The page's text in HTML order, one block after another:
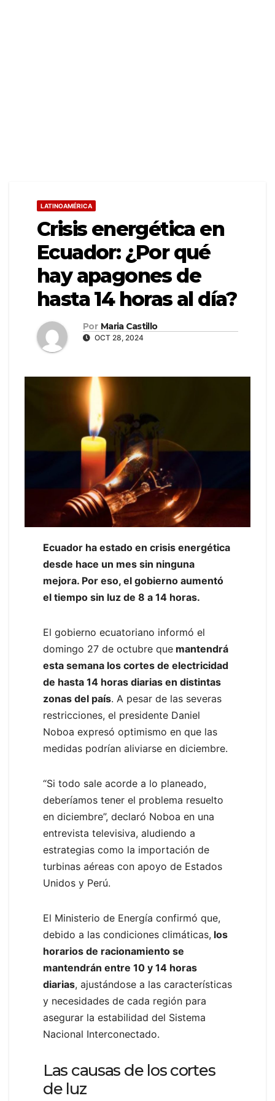
LATINOAMÉRICA
Crisis energética en
Ecuador: ¿Por qué
hay apagones de
hasta 14 horas al día?
Por Maria Castillo
OCT 28, 2024
Ecuador ha estado en crisis energética
desde hace un mes sin ninguna
mejora. Por eso, el gobierno aumentó
el tiempo sin luz de 8 a 14 horas.
El gobierno ecuatoriano informó el
domingo 27 de octubre que mantendrá
esta semana los cortes de electricidad
de hasta 14 horas diarias en distintas
zonas del país. A pesar de las severas
restricciones, el presidente Daniel
Noboa expresó optimismo en que las
medidas podrían aliviarse en diciembre.
“Si todo sale acorde a lo planeado,
deberíamos tener el problema resuelto
en diciembre”, declaró Noboa en una
entrevista televisiva, aludiendo a
estrategias como la importación de
turbinas aéreas con apoyo de Estados
Unidos y Perú.
El Ministerio de Energía confirmó que,
debido a las condiciones climáticas, los
horarios de racionamiento se
mantendrán entre 10 y 14 horas
diarias, ajustándose a las características
y necesidades de cada región para
asegurar la estabilidad del Sistema
Nacional Interconectado.
Las causas de los cortes
de luz